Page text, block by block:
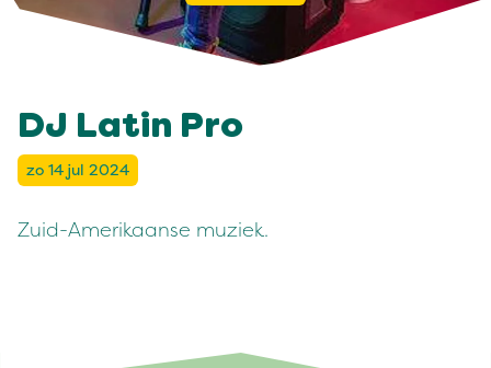
DJ Latin Pro
zo 14 jul 2024
Zuid-Amerikaanse muziek.